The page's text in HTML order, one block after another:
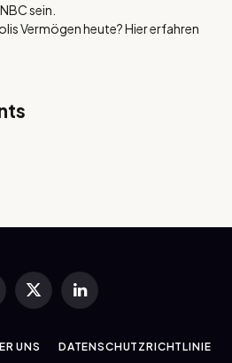
sein.
Vermögen heute? Hier erfahren
X
(Twitter)
LinkedIn
UNS DATENSCHUTZRICHTLINIE